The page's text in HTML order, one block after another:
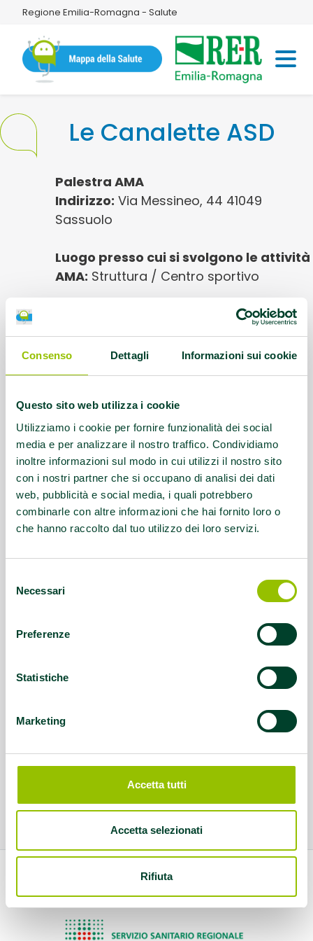
Consenso Dettagli Informazioni sui cookie
Questo sito web utilizza i cookie
Utilizziamo i cookie per fornire funzionalità dei social
media e per analizzare il nostro traffico. Condividiamo
inoltre informazioni sul modo in cui utilizzi il nostro sito
con i nostri partner che si occupano di analisi dei dati
web, pubblicità e social media, i quali potrebbero
combinarle con altre informazioni che hai fornito loro o
che hanno raccolto dal tuo utilizzo dei loro servizi.
delNecessari
Preferenze
Statistiche
Marketing
Accetta tutti
Accetta selezionati
Rifiuta
Regione Emilia-Romagna - Salute
Le Canalette ASD
Palestra AMA
Indirizzo: Via Messineo, 44 41049
Sassuolo
Luogo presso cui si svolgono le attività
AMA: Struttura / Centro sportivo
AFA Artrosi della spalla,
AFA Coxoartrosi, AFA Gonartrosi, AFA
Lombalgia cronica, AFA Parkinson
Contatti: 342-0669350 Rif. Cecilia
Bonacini
Questo contenuto si trova inPalestre che
promuovono la salute